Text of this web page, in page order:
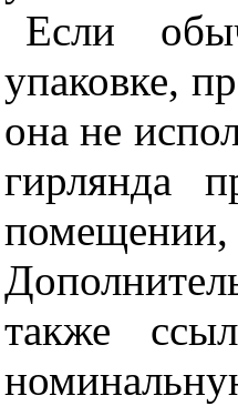
Если
упаковке,
она не
гирлянда
также